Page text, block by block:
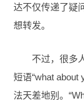
达不仅传递了疑
想转发。
不过，很多
短语“what about
法天差地别。